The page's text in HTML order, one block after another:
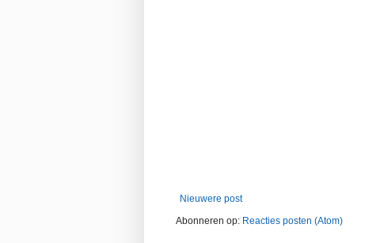
Nieuwere post
Abonneren op: Reacties posten (Atom)